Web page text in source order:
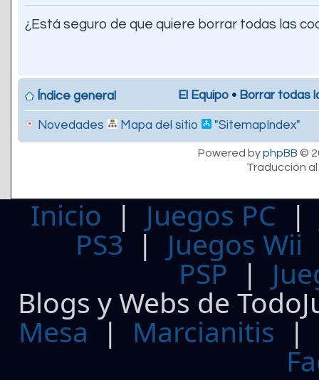
¿Está seguro de que quiere borrar todas las
Índice general El Equipo • Borrar todas
Novedades Mapa del sitio "SitemapIndex"
Powered byphpBB ©
Traducción
Inicio | Juegos PC
PS3| Juegos Wii
PSP |
Blogs y Webs de
Mesa | Marcianitis |